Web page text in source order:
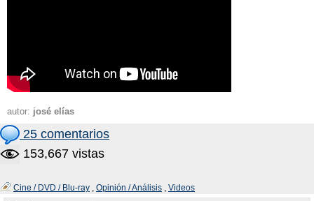
autor: josé elías
25 comentarios
153,667 vistas
Cine / DVD / Blu-ray , Opinión / Análisis , Videos